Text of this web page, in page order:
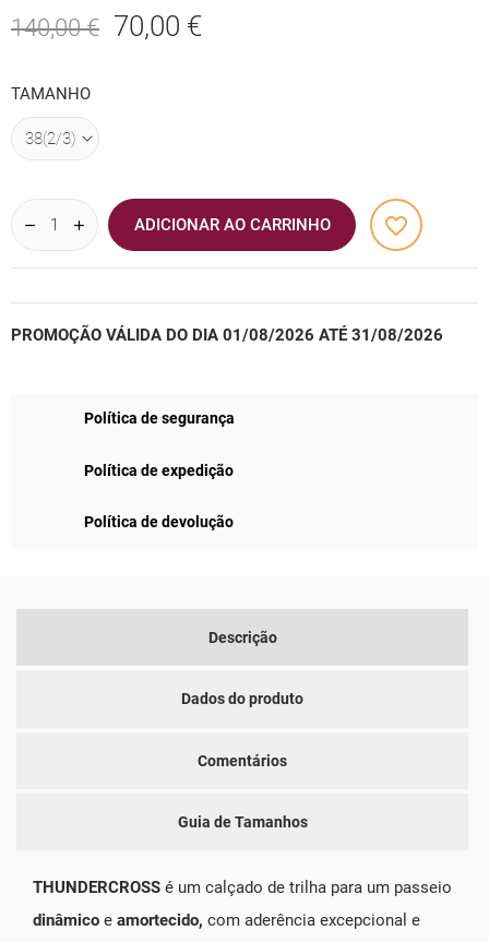
140,00 € 70,00 €
TAMANHO
ADICIONAR AO CARRINHO favorite_border
PROMOÇÃO VÁLIDA DO DIA 01/08/2026 ATÉ 31/08/2026
Política de segurança
Política de expedição
Política de devolução
Descrição
Dados do produto
Comentários
Guia de Tamanhos
THUNDERCROSS é um calçado de trilha para um passeio
dinâmico e amortecido, com aderência excepcional e